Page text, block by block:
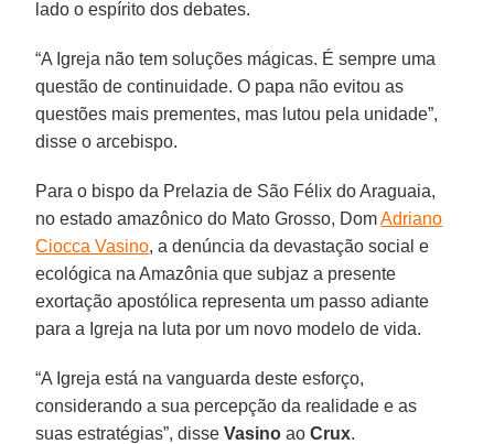
lado o espírito dos debates.
“A Igreja não tem soluções mágicas. É sempre uma
questão de continuidade. O papa não evitou as
questões mais prementes, mas lutou pela unidade”,
disse o arcebispo.
Para o bispo da Prelazia de São Félix do Araguaia,
no estado amazônico do Mato Grosso, DomAdriano
Ciocca Vasino, a denúncia da devastação social e
ecológica na Amazônia que subjaz a presente
exortação apostólica representa um passo adiante
para a Igreja na luta por um novo modelo de vida.
“A Igreja está na vanguarda deste esforço,
considerando a sua percepção da realidade e as
suas estratégias”, disseVasino aoCrux.